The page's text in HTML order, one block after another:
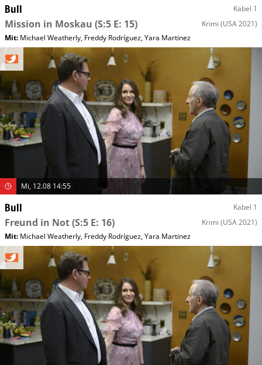
Bull Kabel 1
Mission in Moskau (S:5 E: 15) Krimi (USA 2021)
Mit: Michael Weatherly, Freddy Rodríguez,Yara Martinez
Mi, 12.08 14:55
Bull Kabel 1
Freund in Not(S:5 E: 16) Krimi (USA 2021)
Mit: Michael Weatherly, Freddy Rodríguez,Yara Martinez